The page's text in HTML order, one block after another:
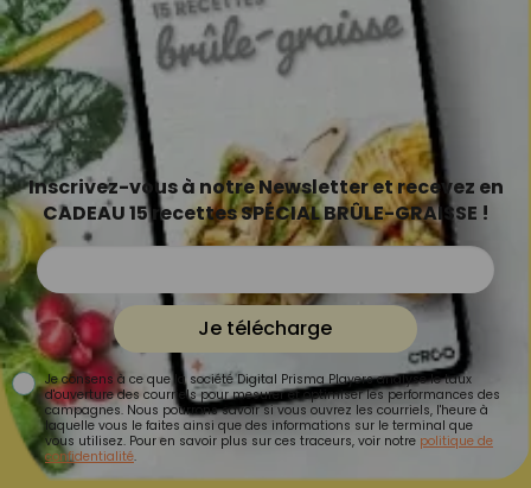
Inscrivez-vous à notre Newsletter et recevez en
CADEAU 15 recettes SPÉCIAL BRÛLE-GRAISSE !
Je télécharge
Je consens à ce que la société Digital Prisma Players analyse le taux
d'ouverture des courriels pour mesurer et optimiser les performances des
campagnes. Nous pourrons savoir si vous ouvrez les courriels, l'heure à
laquelle vous le faites ainsi que des informations sur le terminal que
vous utilisez. Pour en savoir plus sur ces traceurs, voir notre politique de
confidentialité.